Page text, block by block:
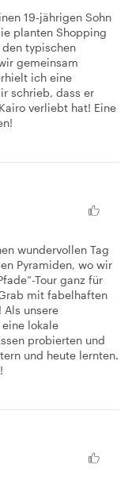
19-jährigen Sohn
planten Shopping
typischen
gemeinsam
ich eine
schrieb, dass er
verliebt hat! Eine
wundervollen Tag
Pyramiden, wo wir
Tour ganz für
mit fabelhaften
unsere
lokale
probierten und
und heute lernten.